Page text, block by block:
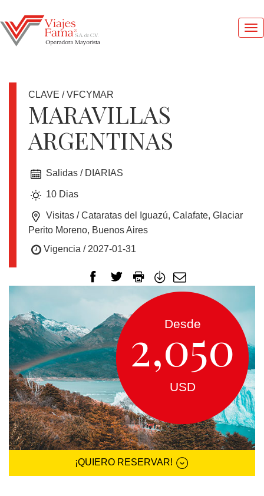
DOLAR
OFERTAS
EUROPA
CANADÁ
Y
USA
SUDAMERICA
CRUCEROS
CLAVE / VFCYMAR
MARAVILLAS
ARGENTINAS
Salidas / DIARIAS
10 Dias
Visitas / Cataratas del Iguazú, Calafate, Glaciar
Perito Moreno, Buenos Aires
Vigencia / 2027-01-31
Desde
2,050
USD
¡QUIERO RESERVAR!